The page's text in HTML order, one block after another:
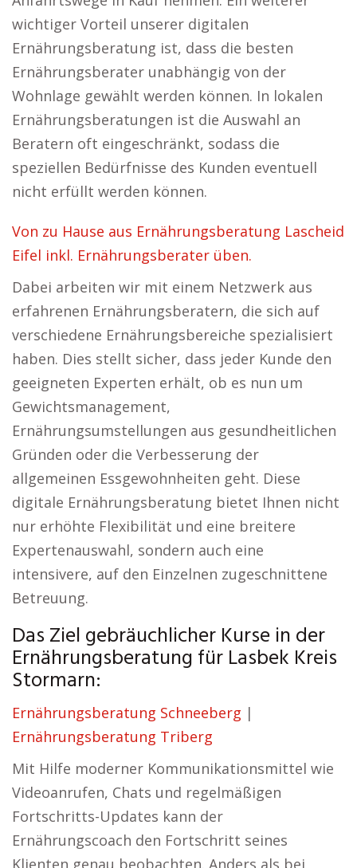
wichtiger Vorteil unserer digitalen
Ernährungsberatung ist, dass die besten
Ernährungsberater unabhängig von der
Wohnlage gewählt werden können. In lokalen
Ernährungsberatungen ist die Auswahl an
Beratern oft eingeschränkt, sodass die
speziellen Bedürfnisse des Kunden eventuell
nicht erfüllt werden können.
Von zu Hause aus Ernährungsberatung Lascheid
Eifel inkl. Ernährungsberater üben.
Dabei arbeiten wir mit einem Netzwerk aus
erfahrenen Ernährungsberatern, die sich auf
verschiedene Ernährungsbereiche spezialisiert
haben. Dies stellt sicher, dass jeder Kunde den
geeigneten Experten erhält, ob es nun um
Gewichtsmanagement,
Ernährungsumstellungen aus gesundheitlichen
Gründen oder die Verbesserung der
allgemeinen Essgewohnheiten geht. Diese
digitale Ernährungsberatung bietet Ihnen nicht
nur erhöhte Flexibilität und eine breitere
Expertenauswahl, sondern auch eine
intensivere, auf den Einzelnen zugeschnittene
Betreuung.
Das Ziel gebräuchlicher Kurse in der
Ernährungsberatung für Lasbek Kreis
Stormarn:
Ernährungsberatung Schneeberg |
Ernährungsberatung Triberg
Mit Hilfe moderner Kommunikationsmittel wie
Videoanrufen, Chats und regelmäßigen
Fortschritts-Updates kann der
Ernährungscoach den Fortschritt seines
Klienten genau beobachten. Anders als bei